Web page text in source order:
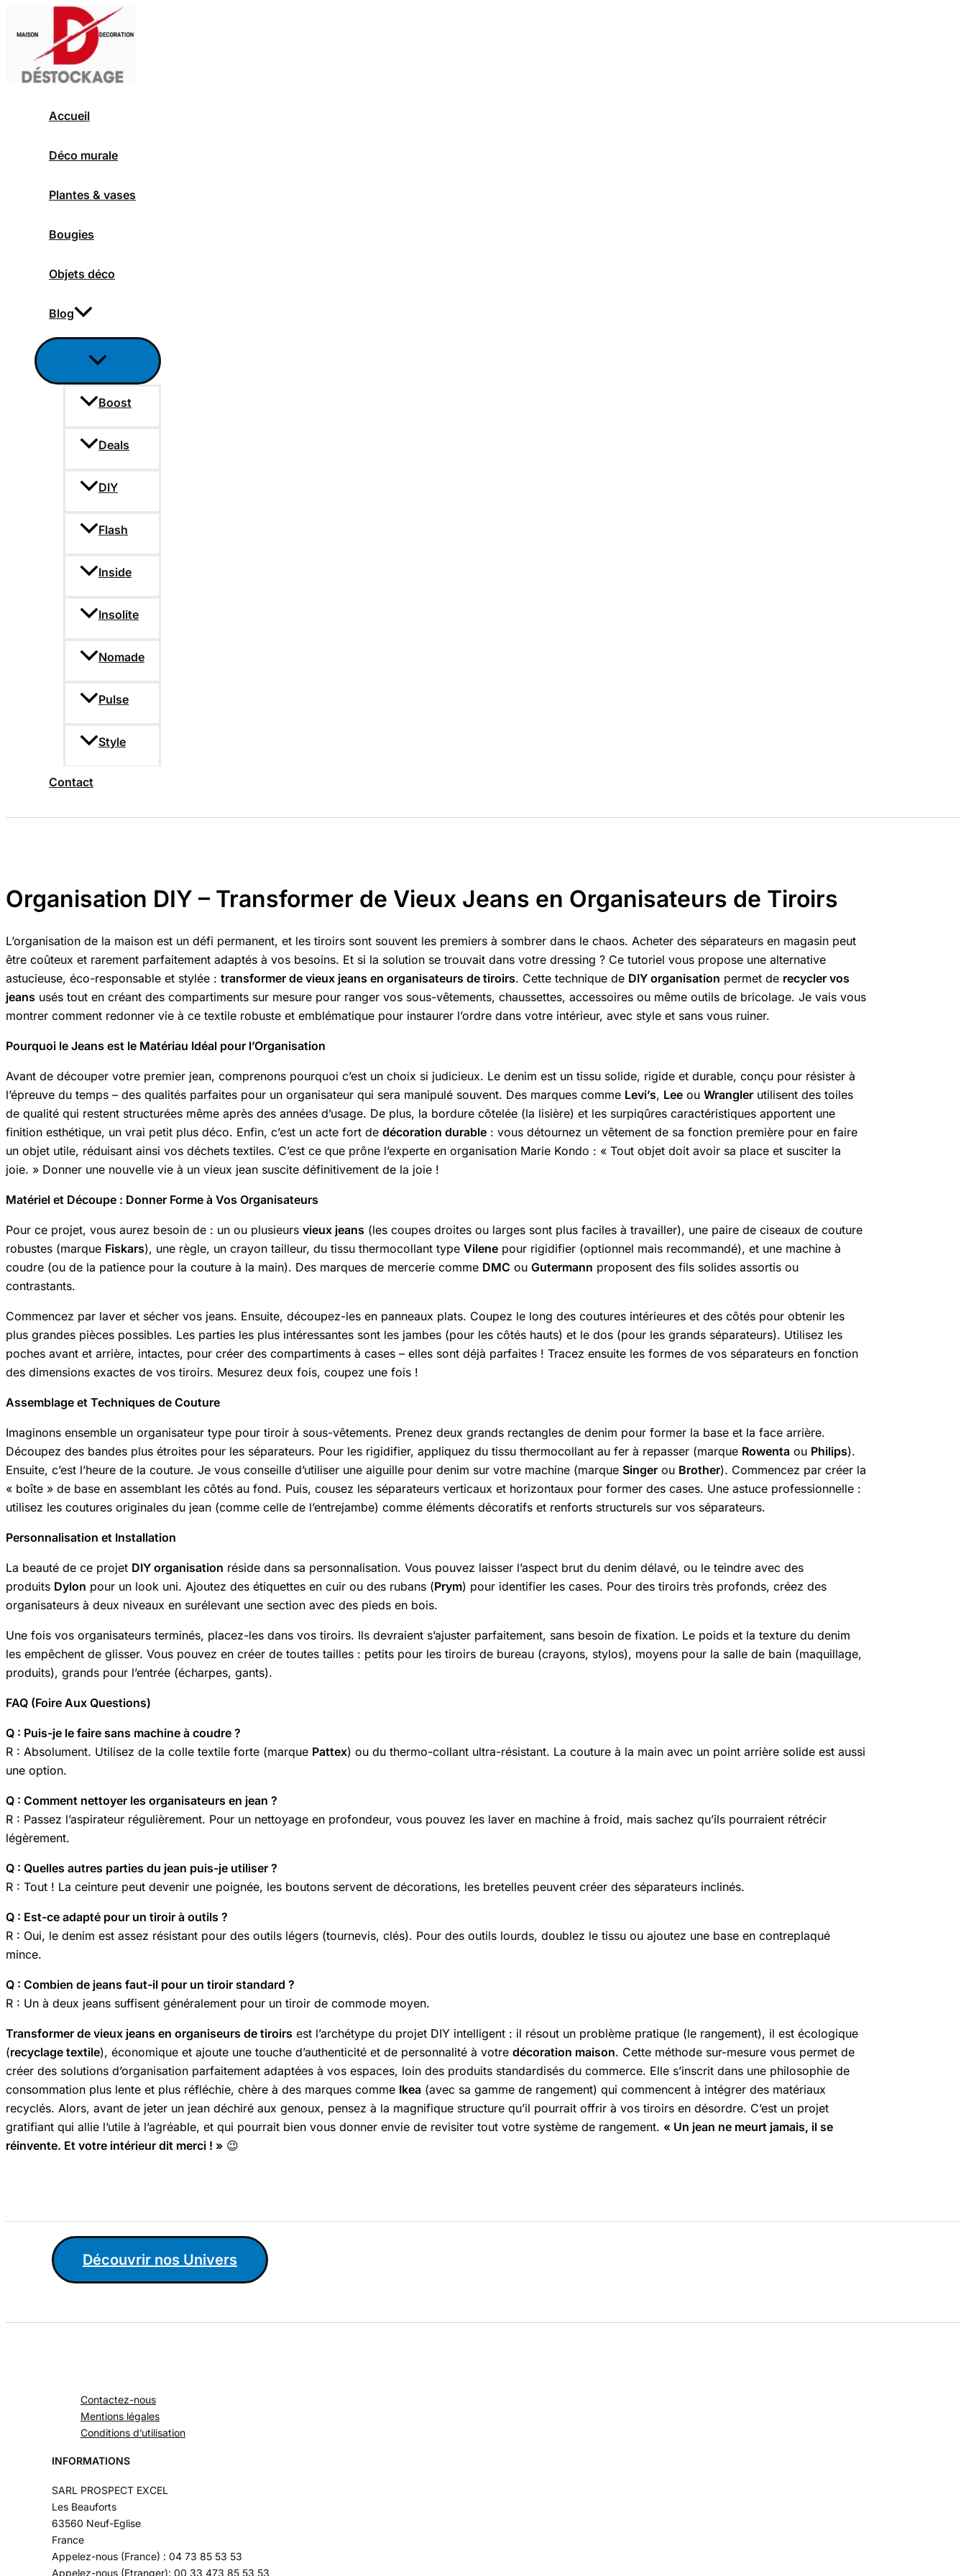
au
contenu
Accueil
Déco murale
Plantes & vases
Bougies
Objets déco
Blog
Boost
Deals
DIY
Flash
Inside
Insolite
Nomade
Pulse
Style
Contact
Organisation DIY – Transformer de Vieux Jeans en Organisateurs de Tiroirs
L’organisation de la maison est un défi permanent, et les tiroirs sont souvent les premiers à sombrer dans le chaos. Acheter des séparateurs en magasin peut
être coûteux et rarement parfaitement adaptés à vos besoins. Et si la solution se trouvait dans votre dressing ? Ce tutoriel vous propose une alternative
astucieuse, éco-responsable et stylée : transformer de vieux jeans en organisateurs de tiroirs. Cette technique de DIY organisation permet de recycler vos
jeans usés tout en créant des compartiments sur mesure pour ranger vos sous-vêtements, chaussettes, accessoires ou même outils de bricolage. Je vais vous
montrer comment redonner vie à ce textile robuste et emblématique pour instaurer l’ordre dans votre intérieur, avec style et sans vous ruiner.
Pourquoi le Jeans est le Matériau Idéal pour l’Organisation
Avant de découper votre premier jean, comprenons pourquoi c’est un choix si judicieux. Le denim est un tissu solide, rigide et durable, conçu pour résister à
l’épreuve du temps – des qualités parfaites pour un organisateur qui sera manipulé souvent. Des marques comme Levi’s, Lee ou Wrangler utilisent des toiles
de qualité qui restent structurées même après des années d’usage. De plus, la bordure côtelée (la lisière) et les surpiqûres caractéristiques apportent une
finition esthétique, un vrai petit plus déco. Enfin, c’est un acte fort de décoration durable : vous détournez un vêtement de sa fonction première pour en faire
un objet utile, réduisant ainsi vos déchets textiles. C’est ce que prône l’experte en organisation Marie Kondo : « Tout objet doit avoir sa place et susciter la
joie. » Donner une nouvelle vie à un vieux jean suscite définitivement de la joie !
Matériel et Découpe : Donner Forme à Vos Organisateurs
Pour ce projet, vous aurez besoin de : un ou plusieurs vieux jeans (les coupes droites ou larges sont plus faciles à travailler), une paire de ciseaux de couture
robustes (marque Fiskars), une règle, un crayon tailleur, du tissu thermocollant type Vilene pour rigidifier (optionnel mais recommandé), et une machine à
coudre (ou de la patience pour la couture à la main). Des marques de mercerie comme DMC ou Gutermann proposent des fils solides assortis ou
contrastants.
Commencez par laver et sécher vos jeans. Ensuite, découpez-les en panneaux plats. Coupez le long des coutures intérieures et des côtés pour obtenir les
plus grandes pièces possibles. Les parties les plus intéressantes sont les jambes (pour les côtés hauts) et le dos (pour les grands séparateurs). Utilisez les
poches avant et arrière, intactes, pour créer des compartiments à cases – elles sont déjà parfaites ! Tracez ensuite les formes de vos séparateurs en fonction
des dimensions exactes de vos tiroirs. Mesurez deux fois, coupez une fois !
Assemblage et Techniques de Couture
Imaginons ensemble un organisateur type pour tiroir à sous-vêtements. Prenez deux grands rectangles de denim pour former la base et la face arrière.
Découpez des bandes plus étroites pour les séparateurs. Pour les rigidifier, appliquez du tissu thermocollant au fer à repasser (marque Rowenta ou Philips).
Ensuite, c’est l’heure de la couture. Je vous conseille d’utiliser une aiguille pour denim sur votre machine (marque Singer ou Brother). Commencez par créer la
« boîte » de base en assemblant les côtés au fond. Puis, cousez les séparateurs verticaux et horizontaux pour former des cases. Une astuce professionnelle :
utilisez les coutures originales du jean (comme celle de l’entrejambe) comme éléments décoratifs et renforts structurels sur vos séparateurs.
Personnalisation et Installation
La beauté de ce projet DIY organisation réside dans sa personnalisation. Vous pouvez laisser l’aspect brut du denim délavé, ou le teindre avec des
produits Dylon pour un look uni. Ajoutez des étiquettes en cuir ou des rubans (Prym) pour identifier les cases. Pour des tiroirs très profonds, créez des
organisateurs à deux niveaux en surélevant une section avec des pieds en bois.
Une fois vos organisateurs terminés, placez-les dans vos tiroirs. Ils devraient s’ajuster parfaitement, sans besoin de fixation. Le poids et la texture du denim
les empêchent de glisser. Vous pouvez en créer de toutes tailles : petits pour les tiroirs de bureau (crayons, stylos), moyens pour la salle de bain (maquillage,
produits), grands pour l’entrée (écharpes, gants).
FAQ (Foire Aux Questions)
Q : Puis-je le faire sans machine à coudre ?
R : Absolument. Utilisez de la colle textile forte (marque Pattex) ou du thermo-collant ultra-résistant. La couture à la main avec un point arrière solide est aussi
une option.
Q : Comment nettoyer les organisateurs en jean ?
R : Passez l’aspirateur régulièrement. Pour un nettoyage en profondeur, vous pouvez les laver en machine à froid, mais sachez qu’ils pourraient rétrécir
légèrement.
Q : Quelles autres parties du jean puis-je utiliser ?
R : Tout ! La ceinture peut devenir une poignée, les boutons servent de décorations, les bretelles peuvent créer des séparateurs inclinés.
Q : Est-ce adapté pour un tiroir à outils ?
R : Oui, le denim est assez résistant pour des outils légers (tournevis, clés). Pour des outils lourds, doublez le tissu ou ajoutez une base en contreplaqué
mince.
Q : Combien de jeans faut-il pour un tiroir standard ?
R : Un à deux jeans suffisent généralement pour un tiroir de commode moyen.
Transformer de vieux jeans en organiseurs de tiroirs est l’archétype du projet DIY intelligent : il résout un problème pratique (le rangement), il est écologique
(recyclage textile), économique et ajoute une touche d’authenticité et de personnalité à votre décoration maison. Cette méthode sur-mesure vous permet de
créer des solutions d’organisation parfaitement adaptées à vos espaces, loin des produits standardisés du commerce. Elle s’inscrit dans une philosophie de
consommation plus lente et plus réfléchie, chère à des marques comme Ikea (avec sa gamme de rangement) qui commencent à intégrer des matériaux
recyclés. Alors, avant de jeter un jean déchiré aux genoux, pensez à la magnifique structure qu’il pourrait offrir à vos tiroirs en désordre. C’est un projet
gratifiant qui allie l’utile à l’agréable, et qui pourrait bien vous donner envie de revisiter tout votre système de rangement. « Un jean ne meurt jamais, il se
réinvente. Et votre intérieur dit merci ! » 😉
Découvrir nos Univers
Contactez-nous
Mentions légales
Conditions d’utilisation
INFORMATIONS
SARL PROSPECT EXCEL
Les Beauforts
63560 Neuf-Eglise
France
Appelez-nous (France) : 04 73 85 53 53
Appelez-nous (Etranger): 00 33 473 85 53 53